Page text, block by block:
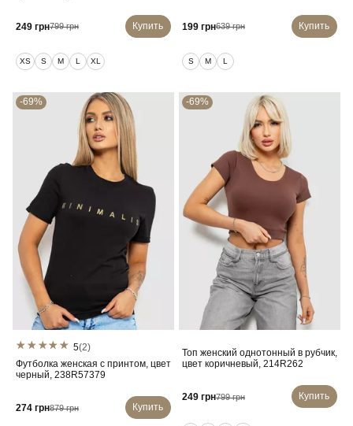
249 грн799 грн Купить
XS S M L XL
199 грн639 грн Купить
S M L
-69%
5(2)
Футболка женская с принтом, цвет
черный, 238R57379
274 грн879 грн Купить
-69%
Топ женский однотонный в рубчик,
цвет коричневый, 214R262
249 грн799 грн Купить